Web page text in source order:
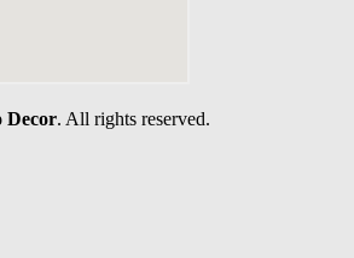
Decor. All rights reserved.